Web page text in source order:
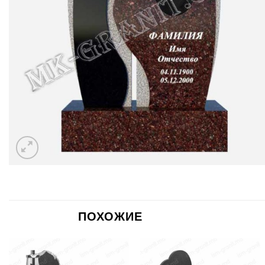
ПОХОЖИЕ